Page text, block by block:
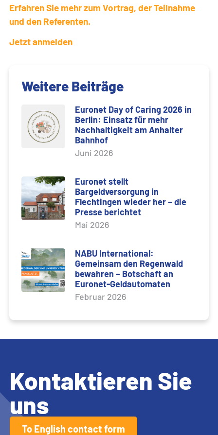
Erfahren Sie mehr zum Vortrag, der Teilnahme
und den Referenten.
Jetzt anmelden
Weitere Beiträge
Euronet Day of Caring 2026 in
Berlin: Einsatz für mehr
Nachhaltigkeit am Anhalter
Bahnhof
Juni 2026
Euronet stellt
Bargeldversorgung in
Flechtingen wieder her – die
Presse berichtet
Mai 2026
NABU International:
Gemeinsam den Regenwald
bewahren – Botschaft an
Euronet-Geldautomaten
Februar 2026
Kontaktieren Sie
uns
To English contact form